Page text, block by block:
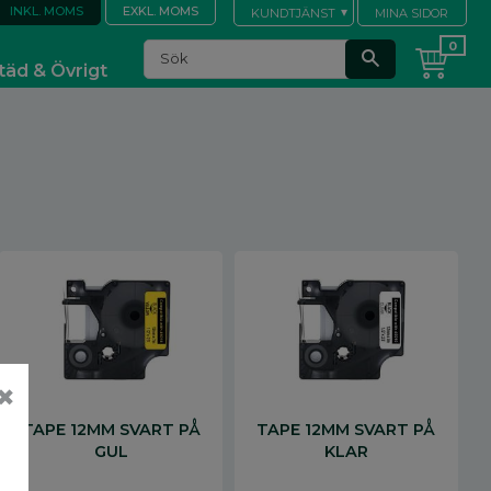
KUNDTJÄNST MINA SIDOR
INKL. MOMS EXKL. MOMS
& Övrigt
TAPE 12MM SVART PÅ
GUL
TAPE 12MM SVART PÅ
KLAR